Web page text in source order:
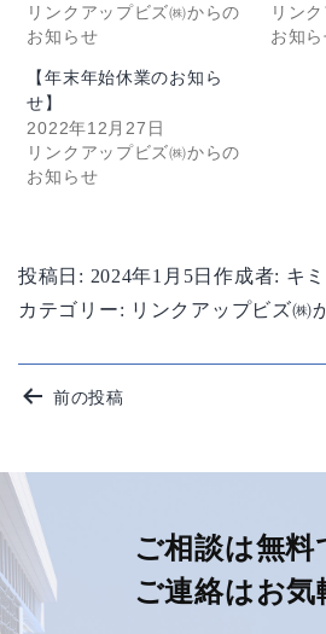
リンクアップビズ㈱からの
お知らせ
リン
お知
【年末年始休業のお知ら
せ】
2022年12月27日
リンクアップビズ㈱からの
お知らせ
投稿日: 2024年1月5日作成者: キ
カテゴリー: リンクアップビズ㈱
投
ナ
ビ
ゲ
前の投稿
ご相談は無料
ご連絡はお気